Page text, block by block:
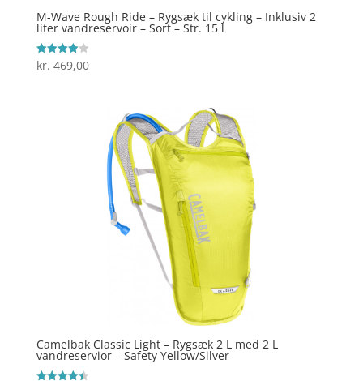
M-Wave Rough Ride – Rygsæk til cykling – Inklusiv 2
liter vandreservoir – Sort – Str. 15 l
Vurderet
4
kr. 469,00
Camelbak Classic Light – Rygsæk 2 L med 2 L
vandreservior – Safety Yellow/Silver